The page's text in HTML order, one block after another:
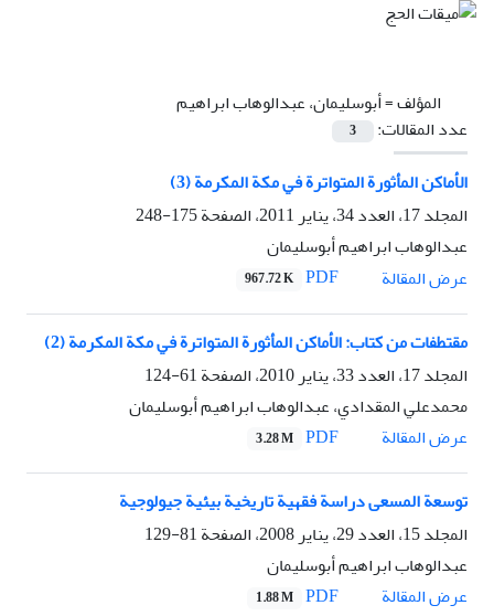
المؤلف =أبوسليمان، عبدالوهاب ابراهیم
عدد المقالات:
3
الأماکن المأثورة المتواترة في مکة المکرمة (3)
المجلد 17، العدد 34، يناير 2011، الصفحة
175-248
عبدالوهاب ابراهیم أبوسليمان
عرض المقالة
967.72 K
مقتطفات من کتاب: الأماکن المأثورة المتواترة في مکة المکرمة (2)
المجلد 17، العدد 33، يناير 2010، الصفحة
61-124
محمدعلي المقدادي، عبدالوهاب ابراهیم أبوسليمان
عرض المقالة
3.28 M
توسعة المسعى دراسة فقهية تاريخية بيئية جيولوجية
المجلد 15، العدد 29، يناير 2008، الصفحة
81-129
عبدالوهاب ابراهیم أبوسليمان
عرض المقالة
1.88 M